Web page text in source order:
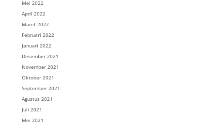
Mei 2022
April 2022
Maret 2022
Februari 2022
Januari 2022
Desember 2021
November 2021
Oktober 2021
September 2021
Agustus 2021
Juli 2021
Mei 2021